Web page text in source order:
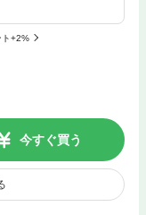
ト+2%
今すぐ買う